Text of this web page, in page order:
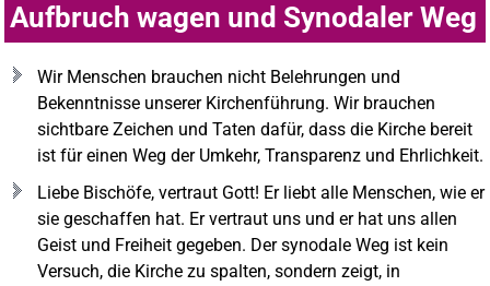
Aufbruch wagen und Synodaler Weg
Wir Menschen brauchen nicht Belehrungen und
Bekenntnisse unserer Kirchenführung. Wir brauchen
sichtbare Zeichen und Taten dafür, dass die Kirche bereit
ist für einen Weg der Umkehr, Transparenz und Ehrlichkeit.
Liebe Bischöfe, vertraut Gott! Er liebt alle Menschen, wie er
sie geschaffen hat. Er vertraut uns und er hat uns allen
Geist und Freiheit gegeben. Der synodale Weg ist kein
Versuch, die Kirche zu spalten, sondern zeigt, in